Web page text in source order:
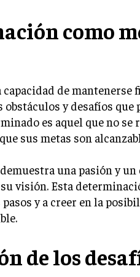
como
de mantenerse
obstáculos y desafíos que
es aquel que no se
sus metas son
una pasión y
visión. Esta
y a creer en la
de los